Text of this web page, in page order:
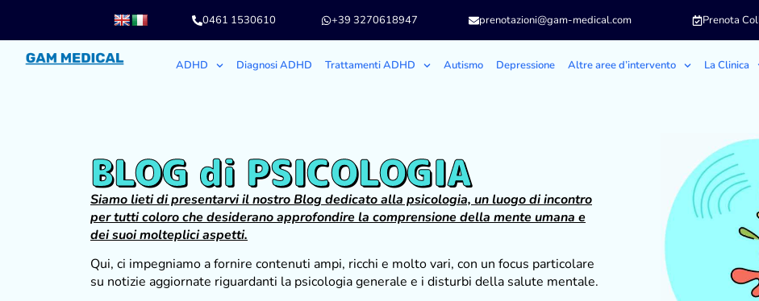
0461 1530610 +39 3270618947 prenotazioni@gam-medical.com Prenota
ADHD Diagnosi ADHD Trattamenti ADHD Autismo Depressione Altre aree d’intervento La Clinica
BLOG di PSICOLOGIA
Siamo lieti di presentarvi il nostro Blog dedicato alla psicologia, un luogo di incontro
per tutti coloro che desiderano approfondire la comprensione della mente umana e
dei suoi molteplici aspetti.
Qui, ci impegniamo a fornire contenuti ampi, ricchi e molto vari, con un focus particolare
su notizie aggiornate riguardanti la psicologia generale e i disturbi della salute mentale.